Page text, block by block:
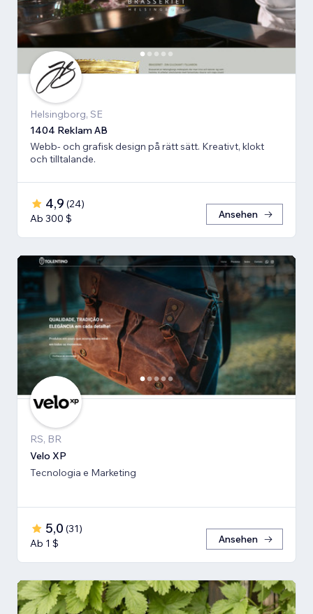
Helsingborg, SE
1404 Reklam AB
Webb- och grafisk design på rätt sätt. Kreativt, klokt
och tilltalande.
4,9 (24)
Ab 300 $
Ansehen
RS, BR
Velo XP
Tecnologia e Marketing
5,0 (31)
Ab 1 $
Ansehen